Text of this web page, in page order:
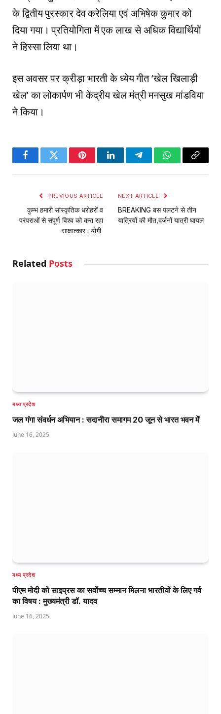
के द्वितीय पुरस्कार देव करेलिया एवं अभिषेक कुमार को
दिया गया। प्रतियोगिता में एक लाख से अधिक विद्यार्थियों
ने हिस्सा लिया था।
इस अवसर पर क्रीड़ा भारती के ध्येय गीत ‘खेल खिलाड़ी
खेल’ का लोकार्पण भी केंद्रीय खेल मंत्री मनसुख मांडविया
ने किया।
FacebookTwitter PinterestLinkedInTelegramWhatsApp
Copy
PREVIOUS ARTICLE
कुम्भ हमारी सांस्कृतिक धरोहरों व
परंपराओं से संपूर्ण विश्व को करा रहा
साक्षात्कार : योगी
NEXT ARTICLE
BREAKING बस पलटने से तीन
यात्रियों की मौत,दर्जनों यात्री घायल
Related Posts
मध्य प्रदेश
जल गंगा संवर्धन अभियान : सदानीरा समागम 20 जून से भारत भवन में
June 16, 2025
मध्य प्रदेश
पीएम मोदी को साइप्रस का सर्वोच्च सम्मान मिलना भारतीयों के लिए गर्व
का विषय : मुख्यमंत्री डॉ. यादव
June 16, 2025